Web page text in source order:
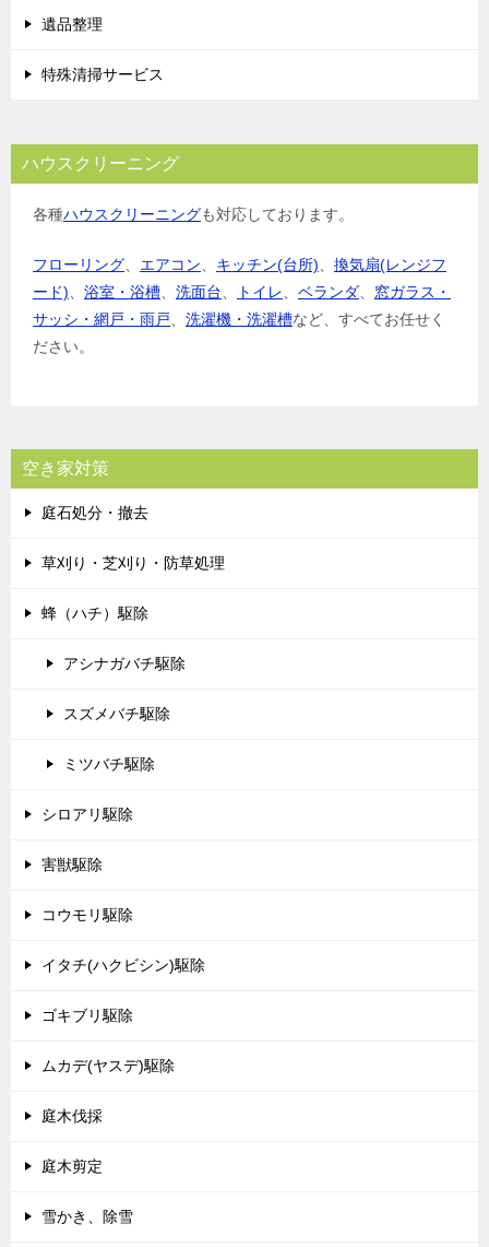
遺品整理
特殊清掃サービス
ハウスクリーニング
各種ハウスクリーニングも対応しております。
フローリング エアコン キッチン(台所)
換気扇(レンジフ
ード)
浴室・浴槽 洗面台 トイレ ベランダ
窓ガラス・
サッシ・網戸・雨戸
洗濯機・洗濯槽など、すべてお任せく
ださい。
空き家対策
庭石処分・撤去
草刈り・芝刈り・防草処理
蜂（ハチ）駆除
アシナガバチ駆除
スズメバチ駆除
ミツバチ駆除
シロアリ駆除
害獣駆除
コウモリ駆除
イタチ(ハクビシン)駆除
ゴキブリ駆除
ムカデ(ヤスデ)駆除
庭木伐採
庭木剪定
雪かき、除雪